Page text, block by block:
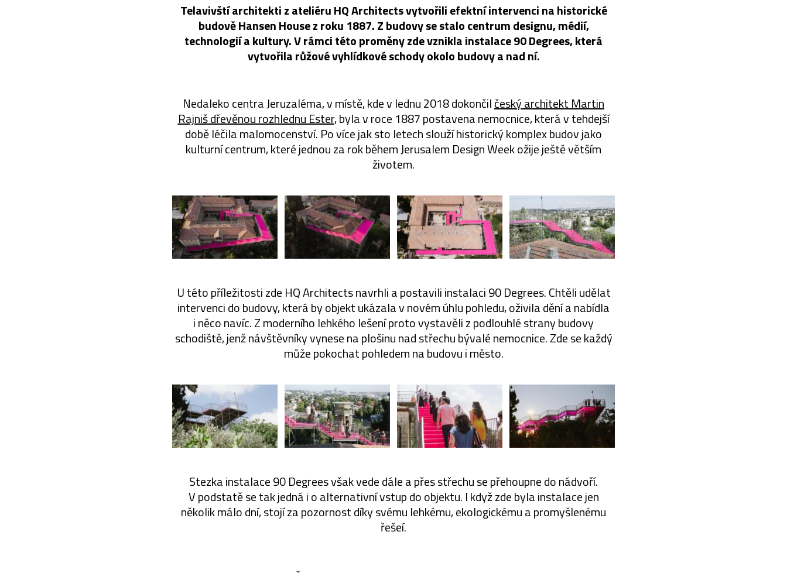
Telavivští architekti z ateliéru HQ Architects vytvořili efektní intervenci na historické
budově Hansen House z roku 1887. Z budovy se stalo centrum designu, médií,
technologií a kultury. V rámci této proměny zde vznikla instalace 90 Degrees, která
vytvořila růžové vyhlídkové schody okolo budovy a nad ní.
Nedaleko centra Jeruzaléma, v místě, kde v lednu 2018 dokončilčeský architekt Martin
Rajniš dřevěnou rozhlednu Ester, byla v roce 1887 postavena nemocnice, která v tehdejší
době léčila malomocenství. Po více jak sto letech slouží historický komplex budov jako
kulturní centrum, které jednou za rok během Jerusalem Design Week ožije ještě větším
životem.
U této příležitosti zde HQ Architects navrhli a postavili instalaci 90 Degrees. Chtěli udělat
intervenci do budovy, která by objekt ukázala v novém úhlu pohledu, oživila dění a nabídla
i něco navíc. Z moderního lehkého lešení proto vystavěli z podlouhlé strany budovy
schodiště, jenž návštěvníky vynese na plošinu nad střechu bývalé nemocnice. Zde se každý
může pokochat pohledem na budovu i město.
Stezka instalace 90 Degrees však vede dále a přes střechu se přehoupne do nádvoří.
V podstatě se tak jedná i o alternativní vstup do objektu. I když zde byla instalace jen
několik málo dní, stojí za pozornost díky svému lehkému, ekologickému a promyšlenému
řešeí.